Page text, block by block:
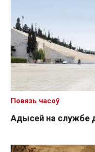
Адысей на службе
Повязь часоў